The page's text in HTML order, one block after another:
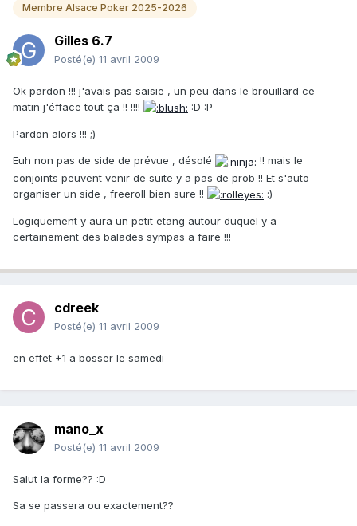
Membre Alsace Poker 2025-2026
Gilles 6.7
Posté(e) 11 avril 2009
Ok pardon !!! j'avais pas saisie , un peu dans le brouillard ce
matin j'éfface tout ça !! !!!!
:D :P
Pardon alors !!! ;)
Euh non pas de side de prévue , désolé
!! mais le
conjoints peuvent venir de suite y a pas de prob !! Et s'auto
organiser un side , freeroll bien sure !!
:)
Logiquement y aura un petit etang autour duquel y a
certainement des balades sympas a faire !!!
cdreek
Posté(e) 11 avril 2009
en effet +1 a bosser le samedi
mano_x
Posté(e) 11 avril 2009
Salut la forme?? :D
Sa se passera ou exactement??